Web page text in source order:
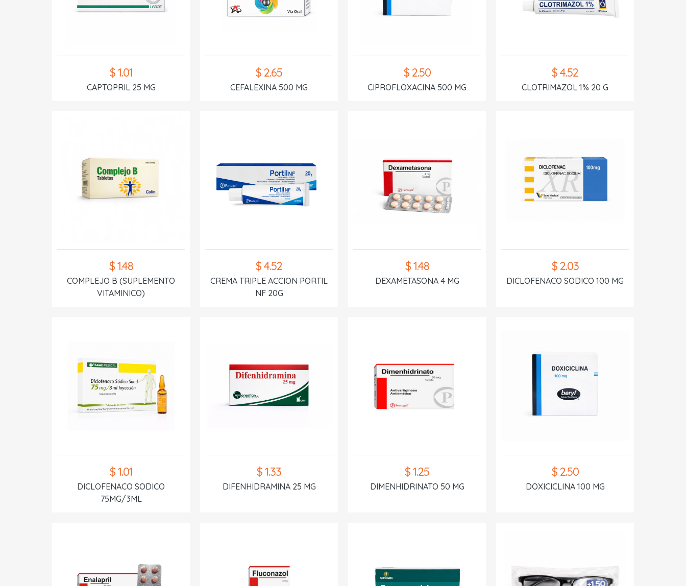
$ 1.01
CAPTOPRIL 25 MG
$ 2.65
CEFALEXINA 500 MG
$ 2.50
CIPROFLOXACINA 500 MG
$ 4.52
CLOTRIMAZOL 1% 20 G
$ 1.48
COMPLEJO B (SUPLEMENTO
VITAMINICO)
$ 4.52
CREMA TRIPLE ACCION PORTIL
NF 20G
$ 1.48
DEXAMETASONA 4 MG
$ 2.03
DICLOFENACO SODICO 100 MG
$ 1.01
DICLOFENACO SODICO
75MG/3ML
$ 1.33
DIFENHIDRAMINA 25 MG
$ 1.25
DIMENHIDRINATO 50 MG
$ 2.50
DOXICICLINA 100 MG